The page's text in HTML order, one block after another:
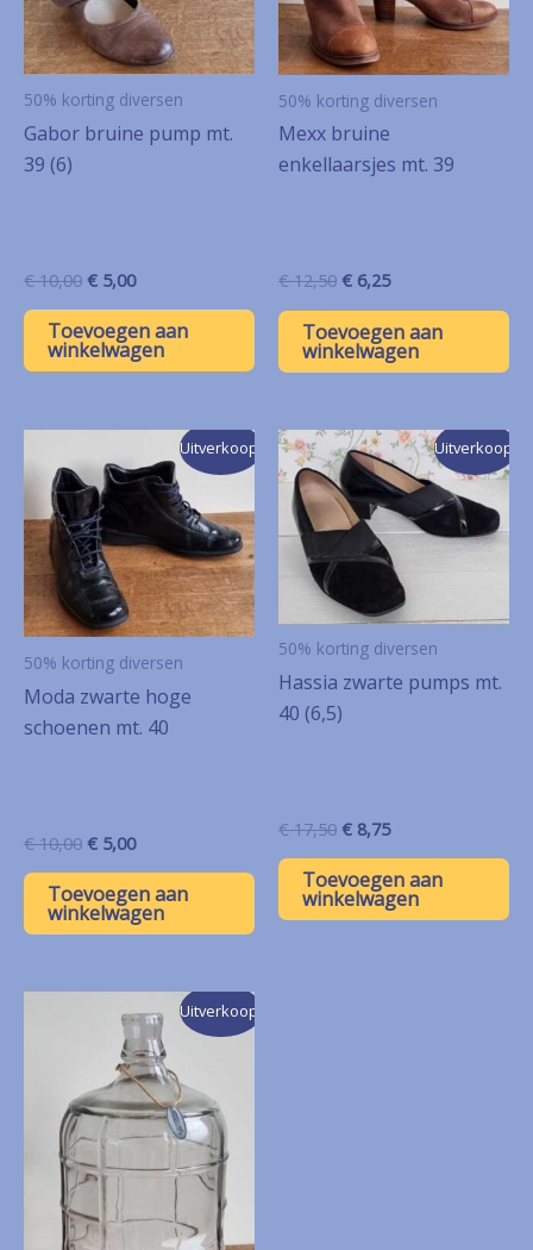
50% korting diversen
Gabor bruine pump mt.
39 (6)
€10,00 Oorspronkelijke
was:
€ 10,00.
€ 5,00Huidige
is:
€ 5,00.
Toevoegen aan
winkelwagen
50% korting diversen
Mexx bruine
enkellaarsjes mt. 39
€12,50 Oorspronkelijke
was:
€ 12,50.
€ 6,25Huidige
is:
€ 6,25.
Toevoegen aan
winkelwagen
Uitverkoop!
50% korting diversen
Moda zwarte hoge
schoenen mt. 40
€10,00 Oorspronkelijke
was:
€ 10,00.
€ 5,00Huidige
is:
€ 5,00.
Toevoegen aan
winkelwagen
Uitverkoop!
50% korting diversen
Hassia zwarte pumps mt.
40 (6,5)
€17,50 Oorspronkelijke
was:
€ 17,50.
€ 8,75Huidige
is:
€ 8,75.
Toevoegen aan
winkelwagen
Uitverkoop!